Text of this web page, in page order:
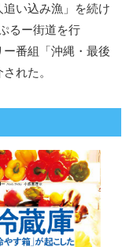
い込み漁」を続け
るー街道を行
番組「沖縄・最後
れた。